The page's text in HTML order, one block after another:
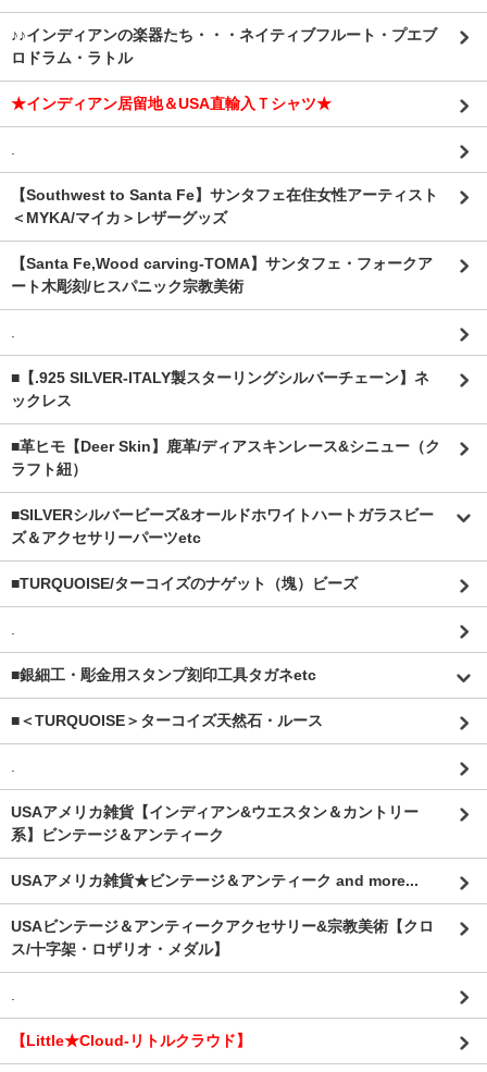
♪♪インディアンの楽器たち・・・ネイティブフルート・プエブ
ロドラム・ラトル
★インディアン居留地＆USA直輸入Ｔシャツ★
.
【Southwest to Santa Fe】サンタフェ在住女性アーティスト
＜MYKA/マイカ＞レザーグッズ
【Santa Fe,Wood carving-TOMA】サンタフェ・フォークア
ート木彫刻/ヒスパニック宗教美術
.
■【.925 SILVER-ITALY製スターリングシルバーチェーン】ネ
ックレス
■革ヒモ【Deer Skin】鹿革/ディアスキンレース&シニュー（ク
ラフト紐）
■SILVERシルバービーズ&オールドホワイトハートガラスビー
ズ＆アクセサリーパーツetc
■TURQUOISE/ターコイズのナゲット（塊）ビーズ
.
■銀細工・彫金用スタンプ刻印工具タガネetc
■＜TURQUOISE＞ターコイズ天然石・ルース
.
USAアメリカ雑貨【インディアン&ウエスタン＆カントリー
系】ビンテージ＆アンティーク
USAアメリカ雑貨★ビンテージ＆アンティーク and more...
USAビンテージ＆アンティークアクセサリー&宗教美術【クロ
ス/十字架・ロザリオ・メダル】
.
【Little★Cloud-リトルクラウド】